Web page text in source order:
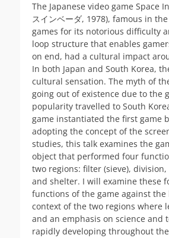
The Japanese video game Space
スインベーダ, 1978), famous in
games for its notorious difficulty
loop structure that enables
on end, had a cultural impact
In both Japan and South Korea,
cultural sensation. The myth of
going out of existence due to the
popularity travelled to South
game instantiated the first game
adopting the concept of the
studies, this talk examines the
object that performed four
two regions: filter (sieve), division,
and shelter. I will examine these
functions of the game against the
context of the two regions where
and an emphasis on science and
rapidly developing throughout the